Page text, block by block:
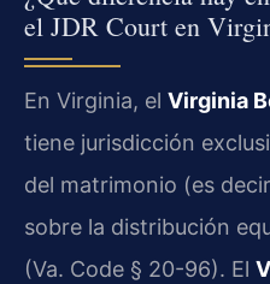
el JDR Court en
En Virginia, el Virginia
tiene jurisdicción
del matrimonio (es
sobre la distribución
(Va. Code § 20-96). El